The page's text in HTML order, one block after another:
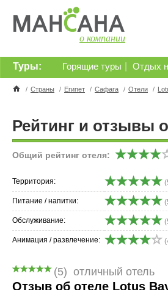
о компании
Горящие туры Отдых
Туры:
/ Страны / Египет / Сафага / Отели /
Рейтинг и отзывы
Общий рейтинг отеля:
Территория:
Питание / напитки:
Обслуживание:
Анимация / развлечение:
(5) отличный отель
Отзыв об отеле Lotus